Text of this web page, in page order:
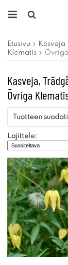
Etusivu Kasveja
Klematis
Kasveja,
Övriga
Tuotteen
Lajittele: